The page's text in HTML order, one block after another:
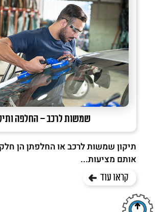
שמשות לרכב – החלפה
תיקון שמשות לרכב או החלפתן הן
אותם מציעות...
קראו עוד